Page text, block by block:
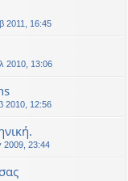
2011, 16:45
2010, 13:06
2010, 12:56
2009, 23:44